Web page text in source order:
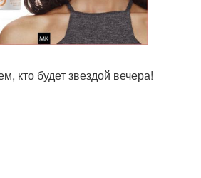
кто будет звездой вечера!